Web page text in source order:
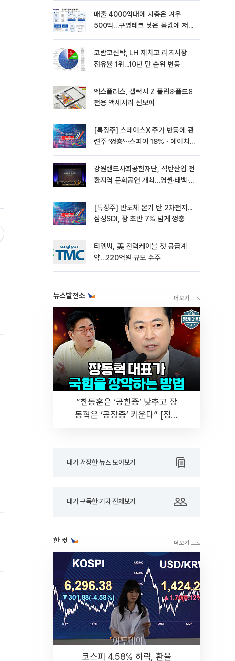
매출 4000억대에 시총은 겨우
500억…구영테크 낮은 몸값에 저가
코람코신탁, LH 제치고 리츠시장
점유율 1위…10년 만 순위 변동
엑스플러스, 갤럭시 Z 플립8·폴드8
전용 액세서리 선보여
[특징주] 스페이스X 주가 반등에 관
련주 ‘껑충’⋯스피어 18%ㆍ에이치
강원랜드사회공헌재단, 석탄산업 전
환지역 문화공연 개최…영월·태백·삼
[특징주] 반도체 온기 탄 2차전지...
삼성SDI, 장 초반 7% 넘게 껑충
티엠씨, 美 전력케이블 첫 공급계
약…220억원 규모 수주
뉴스발전소
“한동훈은 ‘공한증’ 낮추고 장
동혁은 ‘공장증’ 키운다” [정치
내가 저장한 뉴스 모아보기
내가 구독한 기자 전체보기
한 컷
코스피 4.58% 하락, 환율